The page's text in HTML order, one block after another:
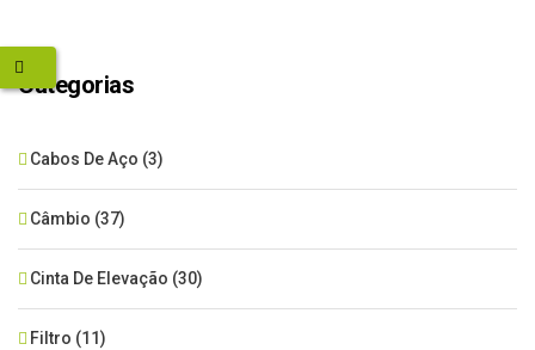
Categorias
Cabos De Aço (3)
Câmbio (37)
Cinta De Elevação (30)
Filtro (11)